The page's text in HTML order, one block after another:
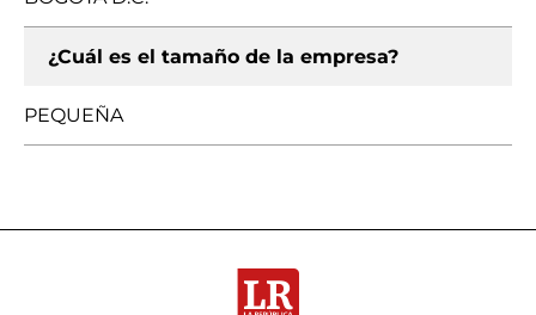
¿Cuál es el tamaño de la empresa?
PEQUEÑA